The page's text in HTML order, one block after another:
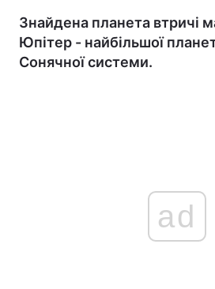
Знайдена планета втричі
Юпітер - найбільшої
Сонячної системи.
ad